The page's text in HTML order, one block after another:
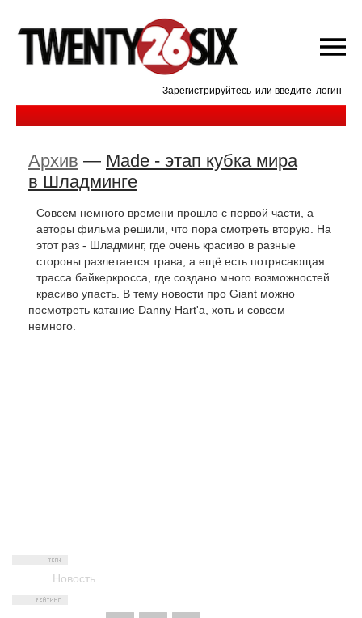
Зарегистрируйтесь или введите логин
Архив — Made - этап кубка мира
в Шладминге
Совсем немного времени прошло с первой части, а
авторы фильма решили, что пора смотреть вторую. На
этот раз - Шладминг, где очень красиво в разные
стороны разлетается трава, а ещё есть потрясающая
трасса байкеркросса, где создано много возможностей
красиво упасть. В тему новости про Giant можно
посмотреть катание Danny Hart'а, хоть и совсем
немного.
Новость